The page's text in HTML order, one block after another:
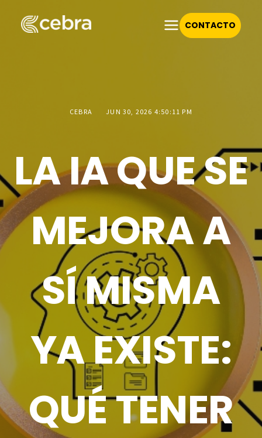
CONTACTO
CEBRA JUN 30, 2026 4:50:11 PM
LA IA QUE SE
MEJORA A
SÍ MISMA
YA EXISTE:
QUÉ TENER